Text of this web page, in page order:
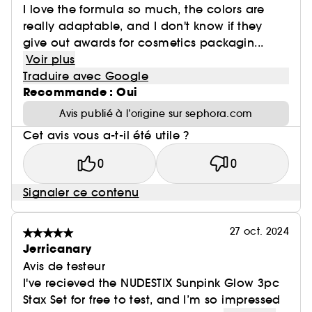
I love the formula so much, the colors are
really adaptable, and I don't know if they
give out awards for cosmetics packagin...
Voir plus
Traduire avec Google
Recommande : Oui
Avis publié à l’origine sur sephora.com
Cet avis vous a-t-il été utile ?
0 0
Signaler ce contenu
27 oct. 2024
Jerricanary
Avis de testeur
I've recieved the NUDESTIX Sunpink Glow 3pc
Stax Set for free to test, and I’m so impressed